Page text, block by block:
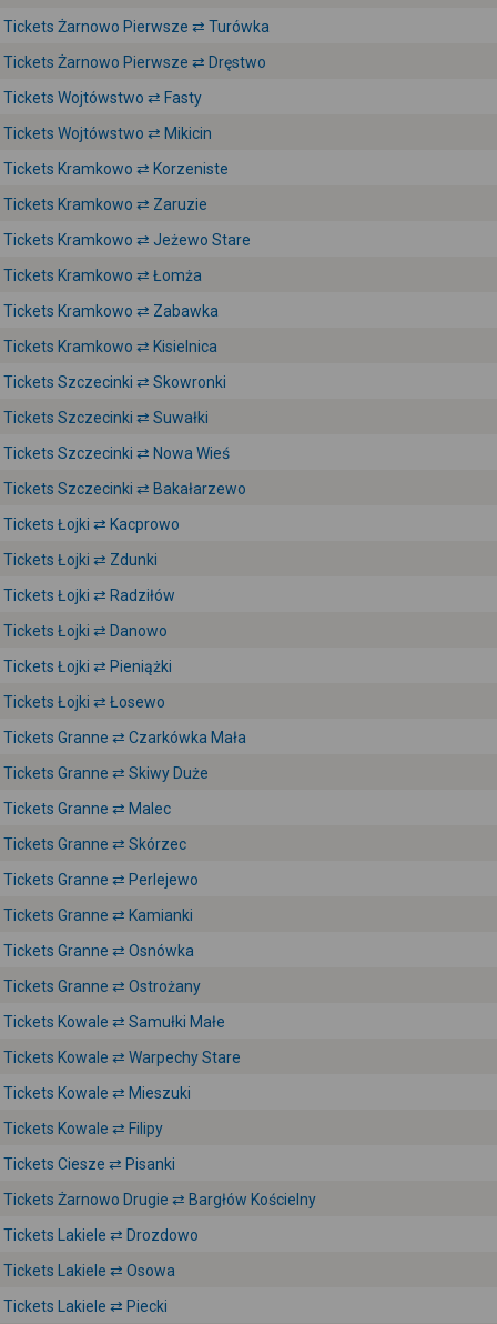
Tickets Żarnowo Pierwsze ⇄ Turówka
Tickets Żarnowo Pierwsze ⇄ Dręstwo
Tickets Wojtówstwo ⇄ Fasty
Tickets Wojtówstwo ⇄ Mikicin
Tickets Kramkowo ⇄ Korzeniste
Tickets Kramkowo ⇄ Zaruzie
Tickets Kramkowo ⇄ Jeżewo Stare
Tickets Kramkowo ⇄ Łomża
Tickets Kramkowo ⇄ Zabawka
Tickets Kramkowo ⇄ Kisielnica
Tickets Szczecinki ⇄ Skowronki
Tickets Szczecinki ⇄ Suwałki
Tickets Szczecinki ⇄ Nowa Wieś
Tickets Szczecinki ⇄ Bakałarzewo
Tickets Łojki ⇄ Kacprowo
Tickets Łojki ⇄ Zdunki
Tickets Łojki ⇄ Radziłów
Tickets Łojki ⇄ Danowo
Tickets Łojki ⇄ Pieniążki
Tickets Łojki ⇄ Łosewo
Tickets Granne ⇄ Czarkówka Mała
Tickets Granne ⇄ Skiwy Duże
Tickets Granne ⇄ Malec
Tickets Granne ⇄ Skórzec
Tickets Granne ⇄ Perlejewo
Tickets Granne ⇄ Kamianki
Tickets Granne ⇄ Osnówka
Tickets Granne ⇄ Ostrożany
Tickets Kowale ⇄ Samułki Małe
Tickets Kowale ⇄ Warpechy Stare
Tickets Kowale ⇄ Mieszuki
Tickets Kowale ⇄ Filipy
Tickets Ciesze ⇄ Pisanki
Tickets Żarnowo Drugie ⇄ Bargłów Kościelny
Tickets Lakiele ⇄ Drozdowo
Tickets Lakiele ⇄ Osowa
Tickets Lakiele ⇄ Piecki